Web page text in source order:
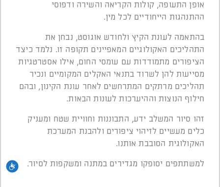
אופן התעופה, קולות הקריאה והשירה ודפוסי
ההתנהגות הייחודיים לכל מין.
בהתאמה לעונת הקיץ ולחודש אוגוסט, נבחן את
התהליכים האקולוגיים המאפיינים תקופה זו. נלמד כיצד
הציפורים מתמודדות עם עומסי החום, אילו אסטרטגיות
מסייעות להן לשרוד בתנאי האקלים המקומיים ונכיר
תהליכים מרתקים המתרחשים לאחר עונת הקינון, ובהם
חילוף הנוצות וההיערכות לעונות הבאות.
זהו סיור המשלב ידע, התבוננות וחוויית שטח ומעניק
כלים מעשיים לזיהוי ציפורים ולהבנת המערכת
האקולוגית הסובבת אותנו.
למשתתפים יסופקו מגדירים במתנה ומשקפות לסיור.